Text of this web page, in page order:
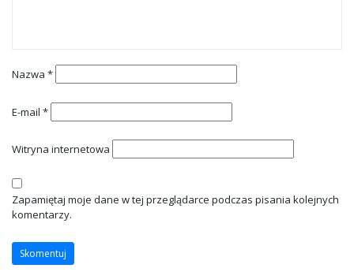
Nazwa *
E-mail *
Witryna internetowa
Zapamiętaj moje dane w tej przeglądarce podczas pisania kolejnych
komentarzy.